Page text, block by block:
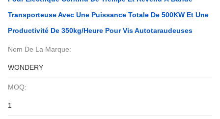
Transporteuse Avec Une Puissance Totale De 500KW Et Une
Productivité De 350kg/heure Pour Vis Autotaraudeuses
Nom De La Marque:
WONDERY
MOQ:
1